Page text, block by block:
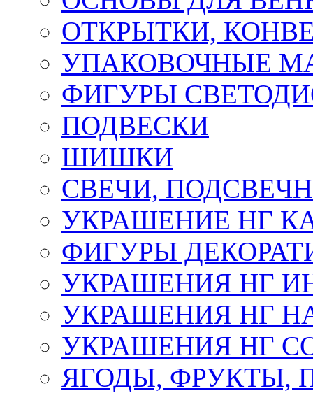
ОТКРЫТКИ,
УПАКОВОЧНЫЕ
ФИГУРЫ
ПОДВЕСКИ
ШИШКИ
СВЕЧИ,
УКРАШЕНИЕ НГ
ФИГУРЫ
УКРАШЕНИЯ НГ
УКРАШЕНИЯ НГ
УКРАШЕНИЯ НГ
ЯГОДЫ, ФРУКТЫ,